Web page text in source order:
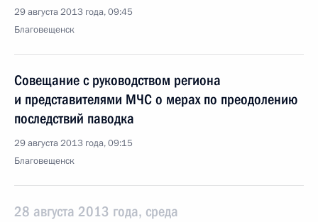
29 августа 2013 года, 09:45
Благовещенск
Совещание с руководством региона
и представителями МЧС о мерах по преодолению
последствий паводка
29 августа 2013 года, 09:15
Благовещенск
28 августа 2013 года, среда